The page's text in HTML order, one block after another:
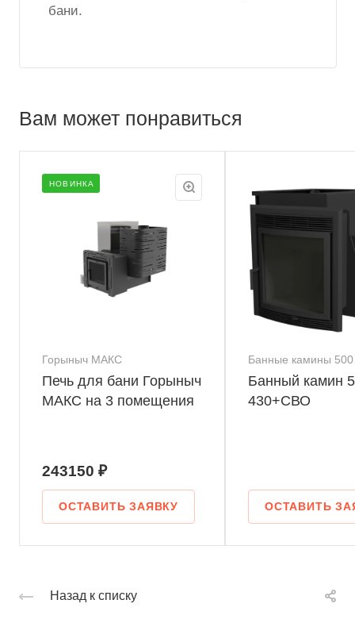
бани.
Вам может понравиться
НОВИНКА
Горыныч МАКС
Печь для бани Горыныч
МАКС на 3 помещения
243150 ₽
ОСТАВИТЬ ЗАЯВКУ
Банные камины 500
Банный камин
430+СВО
ОСТАВИТЬ
Назад к списку